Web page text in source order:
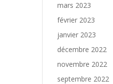
mars 2023
février 2023
janvier 2023
décembre 2022
novembre 2022
septembre 2022